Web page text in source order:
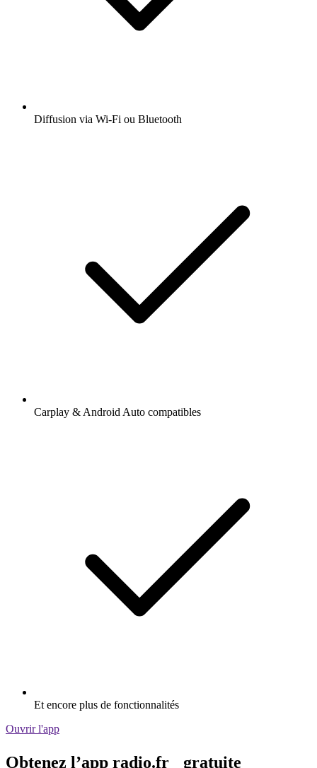
Diffusion via Wi-Fi ou Bluetooth
Carplay & Android Auto compatibles
Et encore plus de fonctionnalités
Ouvrir l'app
Obtenez l’app radio.fr gratuite